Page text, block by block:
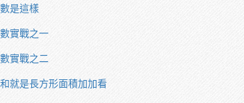
是這樣
實戰之一
實戰之二
是長方形面積加加看